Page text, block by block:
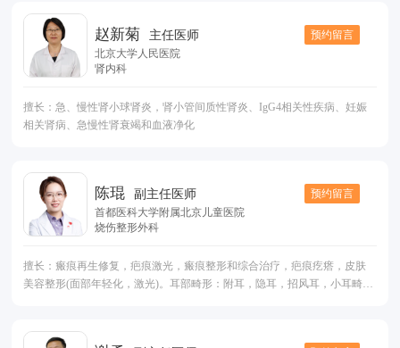
赵新菊 主任医师
预约留言
北京大学人民医院
肾内科
擅长：急、慢性肾小球肾炎，肾小管间质性肾炎、IgG4相关性疾病、妊娠
相关肾病、急慢性肾衰竭和血液净化
陈琨 副主任医师
预约留言
首都医科大学附属北京儿童医院
烧伤整形外科
擅长：瘢痕再生修复，疤痕激光，瘢痕整形和综合治疗，疤痕疙瘩，皮肤
美容整形(面部年轻化，激光)。耳部畸形：附耳，隐耳，招风耳，小耳畸形